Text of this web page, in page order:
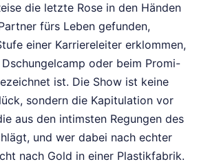
die letzte Rose in den Händen
fürs Leben gefunden,
einer Karriereleiter erklommen,
oder beim Promi-
ist. Die Show ist keine
sondern die Kapitulation vor
aus den intimsten Regungen des
und wer dabei nach echter
nach Gold in einer Plastikfabrik.